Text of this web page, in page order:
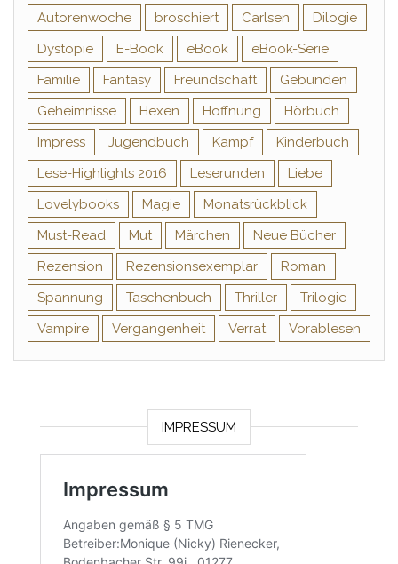
Autorenwoche broschiert Carlsen
Dilogie
Dystopie
E-Book eBook
eBook-Serie
Familie
Fantasy Freundschaft
Gebunden
Geheimnisse
Hexen Hoffnung
Hörbuch
Impress
Jugendbuch Kampf
Kinderbuch
Lese-Highlights 2016
Leserunden
Liebe
Lovelybooks
Magie
Monatsrückblick
Must-Read
Mut Märchen
Neue Bücher
Rezension
Rezensionsexemplar
Roman
Spannung
Taschenbuch Thriller
Trilogie
Vampire
Vergangenheit Verrat Vorablesen
IMPRESSUM